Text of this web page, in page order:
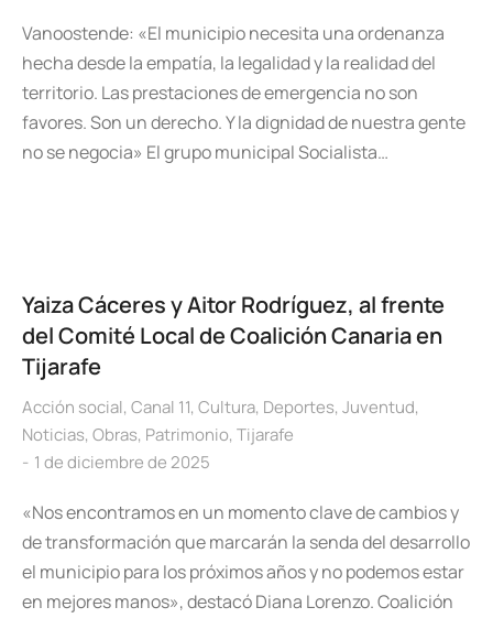
Vanoostende: «El municipio necesita una ordenanza
hecha desde la empatía, la legalidad y la realidad del
territorio. Las prestaciones de emergencia no son
favores. Son un derecho. Y la dignidad de nuestra gente
no se negocia» El grupo municipal Socialista…
Yaiza Cáceres y Aitor Rodríguez, al frente
del Comité Local de Coalición Canaria en
Tijarafe
Acción social, Canal 11, Cultura, Deportes, Juventud,
Noticias, Obras, Patrimonio, Tijarafe
1 de diciembre de 2025
«Nos encontramos en un momento clave de cambios y
de transformación que marcarán la senda del desarrollo
el municipio para los próximos años y no podemos estar
en mejores manos», destacó Diana Lorenzo. Coalición